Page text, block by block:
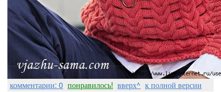
комментарии: 0 понравилось! вверх^ к полной версии